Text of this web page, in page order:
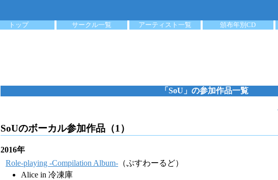
トップ
サークル一覧 アーティスト一覧 頒布年別CD
「SoU」の参加作品一覧
SoUのボーカル参加作品（1）
2016年
Role-playing -Compilation Album- （ぷすわーるど）
Alice in 冷凍庫